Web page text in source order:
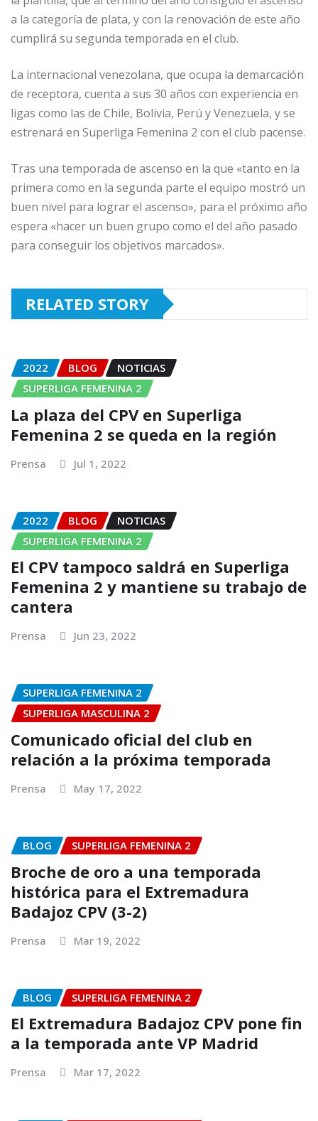
a la categoría de plata, y con la renovación de este año
cumplirá su segunda temporada en el club.
La internacional venezolana, que ocupa la demarcación
de receptora, cuenta a sus 30 años con experiencia en
ligas como las de Chile, Bolivia, Perú y Venezuela, y se
estrenará en Superliga Femenina 2 con el club pacense.
Tras una temporada de ascenso en la que «tanto en la
primera como en la segunda parte el equipo mostró un
buen nivel para lograr el ascenso», para el próximo año
espera «hacer un buen grupo como el del año pasado
para conseguir los objetivos marcados».
RELATED STORY
2022 BLOG
NOTICIAS
SUPERLIGA FEMENINA 2
La plaza del CPV en Superliga
Femenina 2 se queda en la región
Prensa Jul 1, 2022
2022 BLOG
NOTICIAS
SUPERLIGA FEMENINA 2
El CPV tampoco saldrá en Superliga
Femenina 2 y mantiene su trabajo de
cantera
Prensa Jun 23, 2022
SUPERLIGA FEMENINA 2
SUPERLIGA MASCULINA 2
Comunicado oficial del club en
relación a la próxima temporada
Prensa May 17, 2022
BLOG SUPERLIGA FEMENINA 2
Broche de oro a una temporada
histórica para el Extremadura
Badajoz CPV (3-2)
Prensa Mar 19, 2022
BLOG SUPERLIGA FEMENINA 2
El Extremadura Badajoz CPV pone fin
a la temporada ante VP Madrid
Prensa Mar 17, 2022